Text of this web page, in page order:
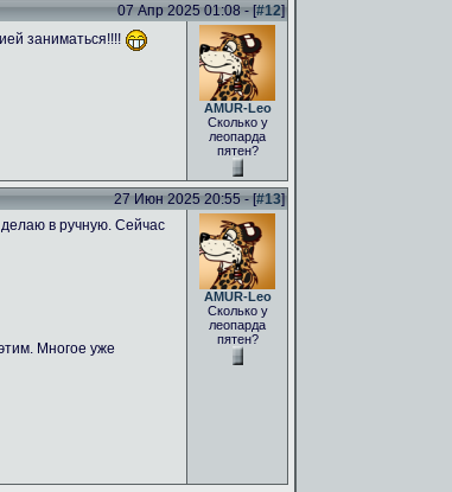
07 Апр 2025 01:08 - [#12]
заниматься!!!!
AMUR-Leo
Сколько у
леопарда
пятен?
27 Июн 2025 20:55 - [#13]
в ручную. Сейчас
Многое уже
AMUR-Leo
Сколько у
леопарда
пятен?